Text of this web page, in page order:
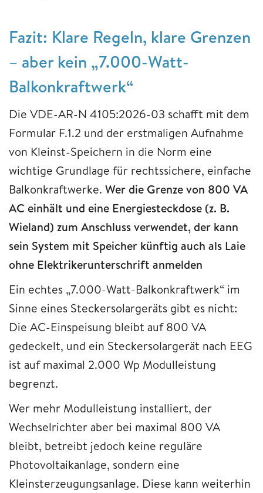
Fazit: Klare Regeln, klare Grenzen
– aber kein „7.000-Watt-
Balkonkraftwerk“
Die VDE-AR-N 4105:2026-03 schafft mit dem
Formular F.1.2 und der erstmaligen Aufnahme
von Kleinst-Speichern in die Norm eine
wichtige Grundlage für rechtssichere, einfache
Balkonkraftwerke. Wer die Grenze von 800 VA
AC einhält und eine Energiesteckdose (z. B.
Wieland) zum Anschluss verwendet, der kann
sein System mit Speicher künftig auch als Laie
ohne Elektrikerunterschrift anmelden
Ein echtes „7.000-Watt-Balkonkraftwerk“ im
Sinne eines Steckersolargeräts gibt es nicht:
Die AC-Einspeisung bleibt auf 800 VA
gedeckelt, und ein Steckersolargerät nach EEG
ist auf maximal 2.000 Wp Modulleistung
begrenzt.
Wer mehr Modulleistung installiert, der
Wechselrichter aber bei maximal 800 VA
bleibt, betreibt jedoch keine reguläre
Photovoltaikanlage, sondern eine
Kleinsterzeugungsanlage. Diese kann weiterhin